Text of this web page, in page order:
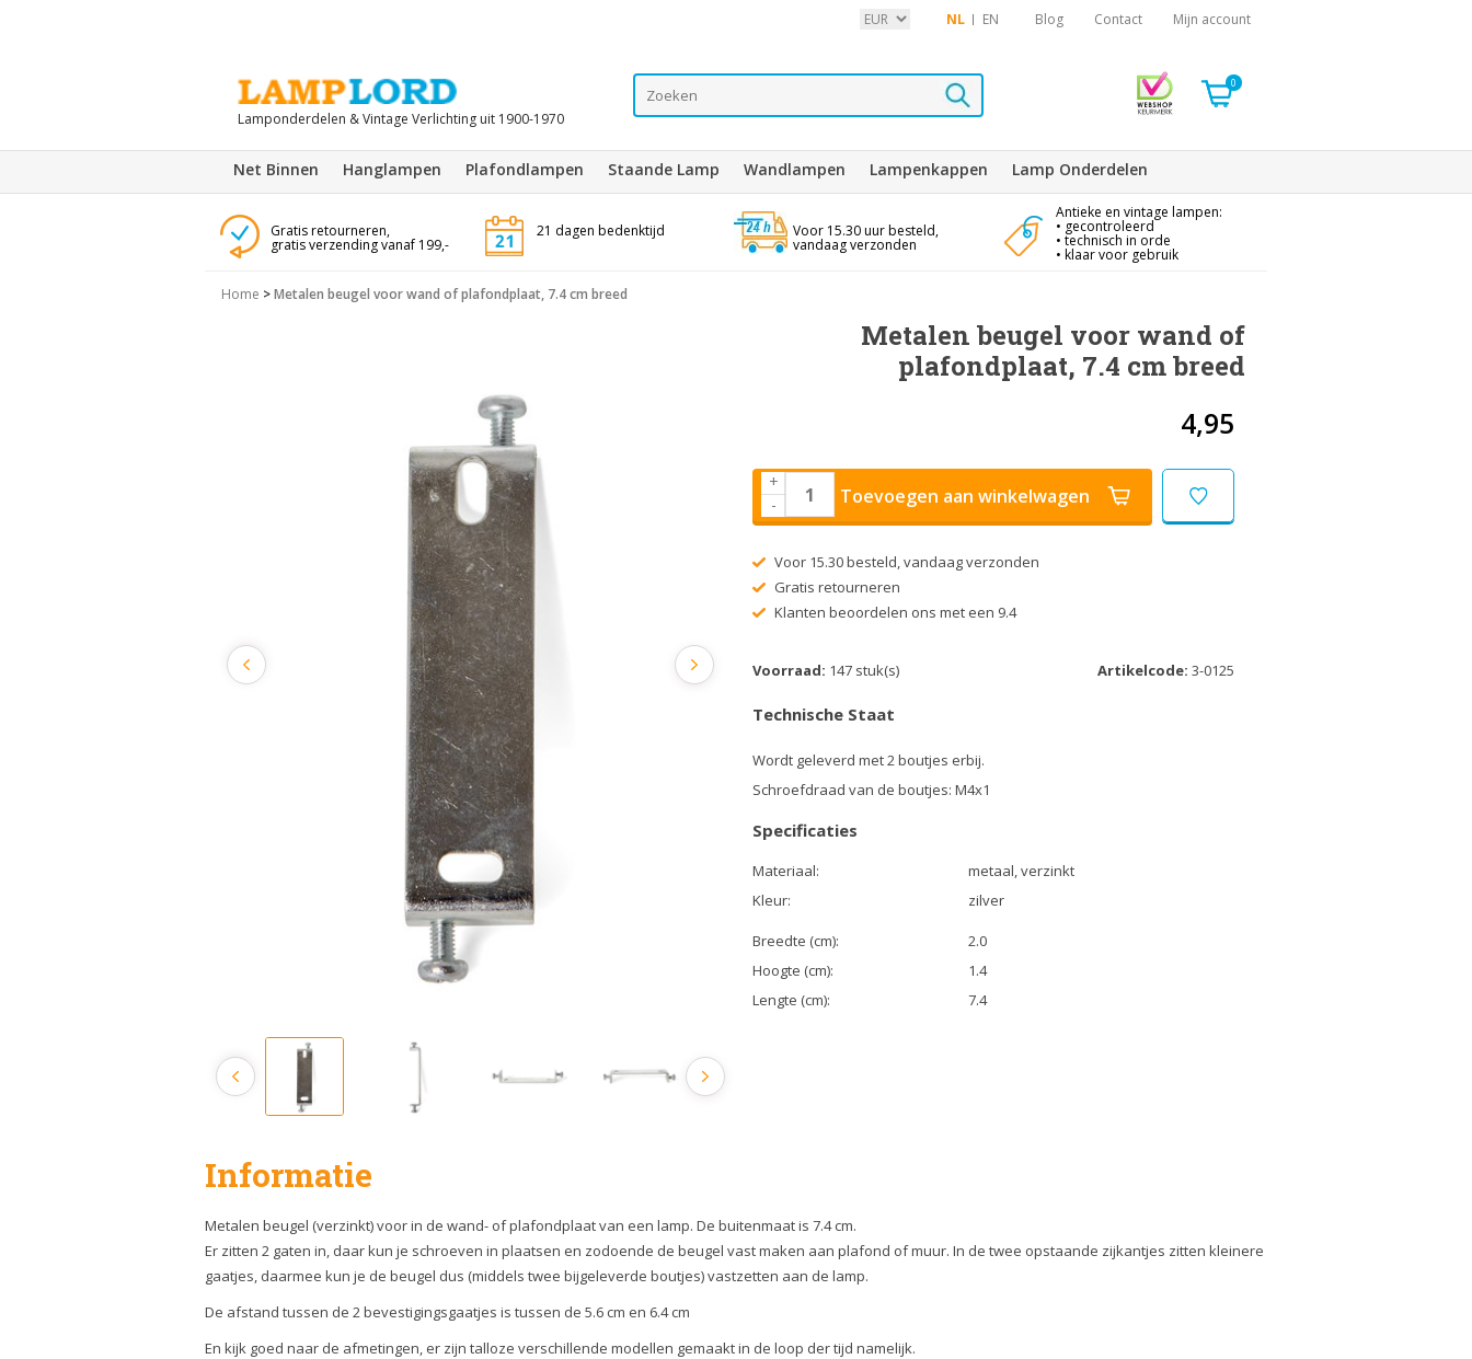
NL EN Blog Contact Mijn account
Lamponderdelen & Vintage Verlichting uit 1900-1970
0
Net Binnen Hanglampen Plafondlampen Staande Lamp Wandlampen Lampenkappen Lamp Onderdelen
Gratis retourneren,
gratis verzending vanaf 199,-
21 dagen bedenktijd Voor 15.30 uur besteld,
vandaag verzonden
Antieke en vintage lampen:
• gecontroleerd
• technisch in orde
• klaar voor gebruik
Home >Metalen beugel voor wand of plafondplaat, 7.4 cm breed
Metalen beugel voor wand of
plafondplaat, 7.4 cm breed
4,95
+
-
Toevoegen aan winkelwagen
Voor 15.30 besteld, vandaag verzonden
Gratis retourneren
Klanten beoordelen ons met een 9.4
Voorraad: 147 stuk(s) Artikelcode: 3-0125
Technische Staat
Wordt geleverd met 2 boutjes erbij.
Schroefdraad van de boutjes: M4x1
Specificaties
Materiaal:
metaal, verzinkt
Kleur:
zilver
Breedte (cm):
2.0
Hoogte (cm):
1.4
Lengte (cm):
7.4
Informatie
Metalen beugel (verzinkt) voor in de wand- of plafondplaat van een lamp. De buitenmaat is 7.4 cm.
Er zitten 2 gaten in, daar kun je schroeven in plaatsen en zodoende de beugel vast maken aan plafond of muur. In de twee opstaande zijkantjes zitten kleinere
gaatjes, daarmee kun je de beugel dus (middels twee bijgeleverde boutjes) vastzetten aan de lamp.
De afstand tussen de 2 bevestigingsgaatjes is tussen de 5.6 cm en 6.4 cm
En kijk goed naar de afmetingen, er zijn talloze verschillende modellen gemaakt in de loop der tijd namelijk.